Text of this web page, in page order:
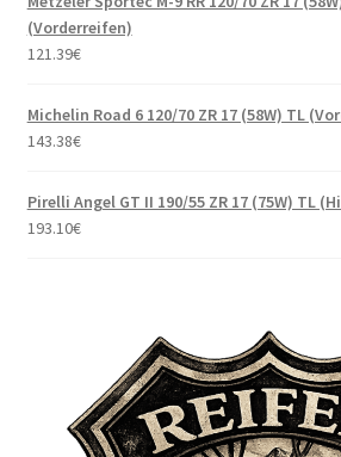
(Vorderreifen)
121.39€
Michelin Road 6 120/70 ZR 17 (58W) TL
143.38€
Pirelli Angel GT II 190/55 ZR 17 (75W) TL
193.10€